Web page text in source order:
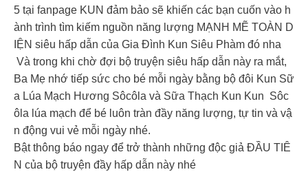
5 tại fanpage KUN đảm bảo sẽ khiến các bạn cuốn vào h
ành trình tìm kiếm nguồn năng lượng MẠNH MẼ TOÀN D
IỆN siêu hấp dẫn của Gia Đình Kun Siêu Phàm đó nha
Và trong khi chờ đợi bộ truyện siêu hấp dẫn này ra mắt,
Ba Mẹ nhớ tiếp sức cho bé mỗi ngày bằng bộ đôi Kun Sữ
a Lúa Mạch Hương Sôcôla và Sữa Thạch Kun Kun Sôc
ôla lúa mạch để bé luôn tràn đầy năng lượng, tự tin và vậ
n động vui vẻ mỗi ngày nhé.
Bật thông báo ngay để trở thành những độc giả ĐẦU TIÊ
N của bộ truyện đầy hấp dẫn này nhé